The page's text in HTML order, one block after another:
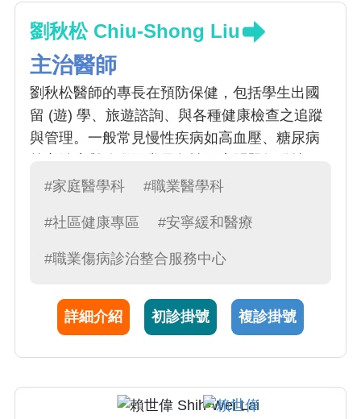
劉秋松 Chiu-Shong Liu
主治醫師
劉秋松醫師的專長在預防保健，包括學生出國
留 (遊) 學、旅遊諮詢、與各種健康檢查之追蹤
與管理。一般常見慢性疾病如高血壓、糖尿病
腹痛等之初步處置。另外也負責勞動部職安署
#家庭醫學科 #職業醫學科
#社區健康專區 #安寧緩和醫療
#職業傷病診治整合服務中心
詳細介紹 初診掛號 複診掛號